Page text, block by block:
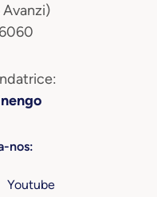
Avanzi)
nos:
Youtube